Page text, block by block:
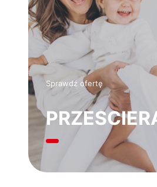
Sprawdź ofertę